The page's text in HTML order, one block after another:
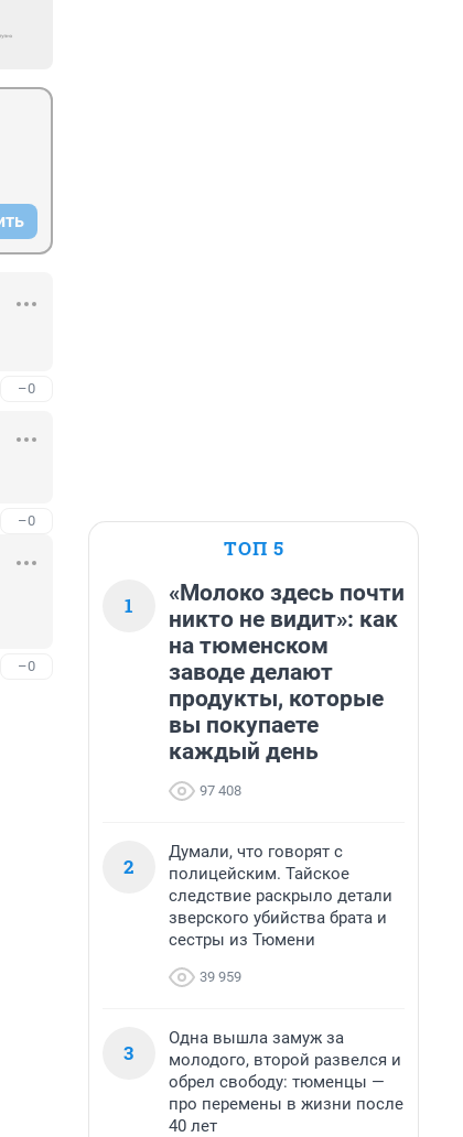
–0
–0
–0
ТОП 5
1
«Молоко здесь почти
никто не видит»: как
на тюменском
заводе делают
продукты, которые
вы покупаете
каждый день
97 408
2
Думали, что говорят с
полицейским. Тайское
следствие раскрыло детали
зверского убийства брата и
сестры из Тюмени
39 959
3
Одна вышла замуж за
молодого, второй развелся и
обрел свободу: тюменцы —
про перемены в жизни после
40 лет